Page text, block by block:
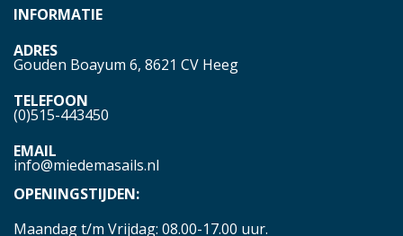
INFORMATIE
ADRES
Gouden Boayum 6, 8621 CV Heeg
TELEFOON
(0)515-443450
EMAIL
info@miedemasails.nl
OPENINGSTIJDEN:
Maandag t/m Vrijdag: 08.00-17.00 uur.